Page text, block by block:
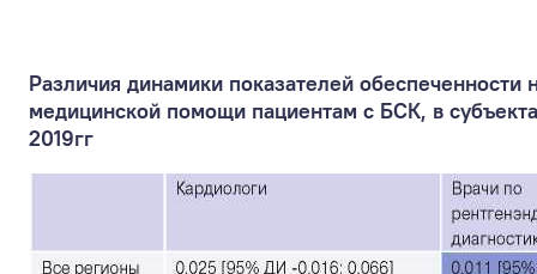
Различия динамики показателей
медицинской помощи пациентам с БСК, в
2019гг